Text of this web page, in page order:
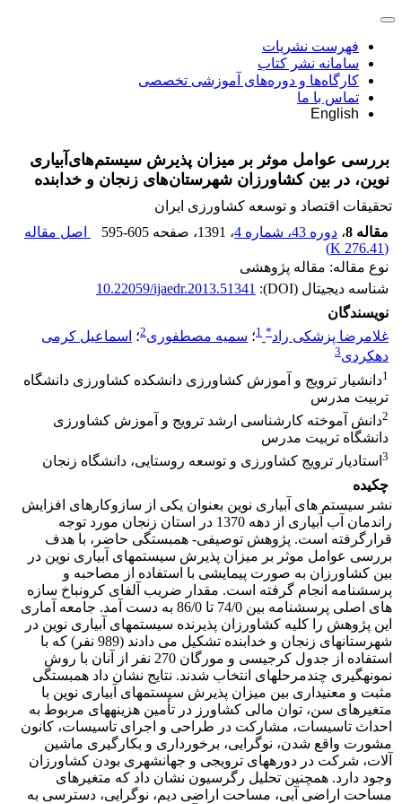
فهرست نشریات
سامانه نشر کتاب
کارگاه‌ها و دوره‌های آموزشی تخصصی
تماس با ما
English
بررسی عوامل موثر بر میزان پذیرش سیستم‌های‌آبیاری
نوین، در بین کشاورزان شهرستان‌های زنجان و خدابنده
تحقیقات اقتصاد و توسعه کشاورزی ایران
مقاله 8
، دوره 43، شماره 4 ، 1391 ، صفحه 595-605
اصل مقاله
(
276.41 K
)
نوع مقاله: مقاله پژوهشی
شناسه دیجیتال (DOI):
10.22059/ijaedr.2013.51341
نویسندگان
غلامرضا پزشکی راد*
1؛ سمیه مصطفوری2؛ اسماعیل کرمی
دهکردی3
1دانشیار ترویج و آموزش کشاورزی دانشکده کشاورزی دانشگاه
تربیت مدرس
2دانش آموخته کارشناسی ارشد ترویج و آموزش کشاورزی
دانشگاه تربیت مدرس
3 استادیار ترویج کشاورزی و توسعه روستایی، دانشگاه زنجان
چکیده
نشر سیستم های آبیاری نوین بعنوان یکی از ساز­و­کارهای افزایش
راندمان آب آبیاری از دهه 1370 در استان زنجان مورد توجه
قرارگرفته است. پژوهش توصیفی- همبستگی حاضر، با هدف
بررسی عوامل موثر بر میزان پذیرش سیستم­های آبیاری نوین در
بین کشاورزان به صورت پیمایشی با استفاده از مصاحبه و
پرسشنامه انجام گرفته است. مقدار ضریب آلفای کرونباخ سازه
های اصلی پرسشنامه بین 74/0 تا 86/0 به دست آمد. جامعه آماری
این پژوهش را کلیه کشاورزان پذیرنده سیستم­های آبیاری نوین در
شهرستان­های زنجان و خدابنده تشکیل می دادند (989 نفر) که با
استفاده از جدول کرجیسی و مورگان 270 نفر از آنان با روش
نمونه­گیری چندمرحله­ای انتخاب شدند. نتایج نشان داد همبستگی
مثبت و معنی­داری بین میزان پذیرش سیستم­های آبیاری نوین با
متغیرهای سن، توان مالی کشاورز در تأمین هزینه­های مربوط به
احداث تاسیسات، مشارکت در طراحی و اجرای تاسیسات، کانون
مشورت واقع شدن، نوگرایی، برخورداری و بکارگیری ماشین
آلات، شرکت در دوره­های ترویجی و جهانشهری بودن کشاورزان
وجود دارد. همچنین تحلیل رگرسیون نشان داد که متغیرهای
مساحت اراضی آبی، مساحت اراضی دیم، نوگرایی، دسترسی به